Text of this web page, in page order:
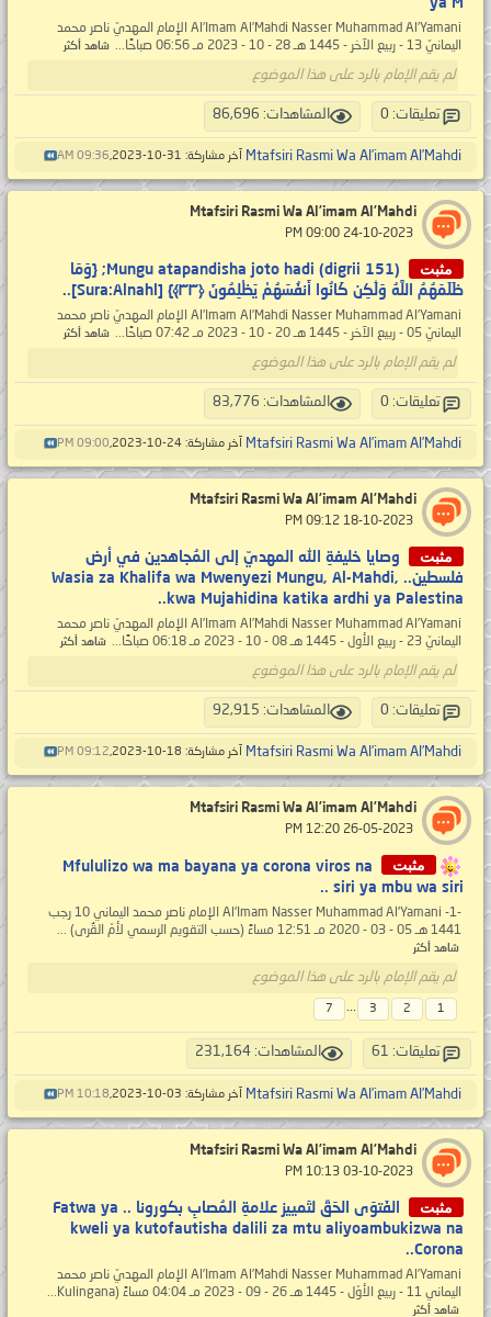
Al’Imam Al’Mahdi Nasser Muhammad Al’Yamani الإمام المهديّ ناصر محمد
اليمانيّ 13 - ربيع الآخر - 1445 هـ 28 - 10 - 2023 مـ 06:56 صباحًا...
شاهد أكثر
لم يقم الإمام بالرد على هذا الموضوع
تعليقات: 0 المشاهدات: 86,696
Mtafsiri Rasmi Wa Al’imam Al’Mahdi آخر مشاركة: 31-10-2023, 09:36 AM
Mtafsiri Rasmi Wa Al’imam Al’Mahdi
مثبت
Mungu atapandisha joto hadi (digrii 151); {وَمَا
ظَلَمَهُمُ اللَّهُ وَلَٰكِن كَانُوا أَنفُسَهُمْ يَظْلِمُونَ ‎﴿٣٣﴾} [Sura:Alnahl]..
Al’Imam Al’Mahdi Nasser Muhammad Al’Yamani الإمام المهديّ ناصر محمد
اليمانيّ 05 - ربيع الآخر - 1445 هـ 20 - 10 - 2023 مـ 07:42 صباحًا...
شاهد أكثر
لم يقم الإمام بالرد على هذا الموضوع
تعليقات: 0 المشاهدات: 83,776
Mtafsiri Rasmi Wa Al’imam Al’Mahdi آخر مشاركة: 24-10-2023, 09:00 PM
Mtafsiri Rasmi Wa Al’imam Al’Mahdi
مثبت
وصايا خليفةِ الله المهديّ إلى المُجاهدين في أرض
فلسطين.. Wasia za Khalifa wa Mwenyezi Mungu, Al-Mahdi,
kwa Mujahidina katika ardhi ya Palestina..
Al’Imam Al’Mahdi Nasser Muhammad Al’Yamani الإمام المهديّ ناصر محمد
اليمانيّ 23 - ربيع الأول - 1445 هـ 08 - 10 - 2023 مـ 06:18 صباحًا...
شاهد أكثر
لم يقم الإمام بالرد على هذا الموضوع
تعليقات: 0 المشاهدات: 92,915
Mtafsiri Rasmi Wa Al’imam Al’Mahdi آخر مشاركة: 18-10-2023, 09:12 PM
Mtafsiri Rasmi Wa Al’imam Al’Mahdi
مثبت
Mfululizo wa ma bayana ya corona viros na
siri ya mbu wa siri ..
-1- Al'Imam Nasser Muhammad Al'Yamani الإمام ناصر محمد اليماني 10 رجب
1441 هـ 05 - 03 - 2020 مـ 12:51 مساءً (حسب التقويم الرسمي لأمّ القُرى) ...
شاهد أكثر
لم يقم الإمام بالرد على هذا الموضوع
1
2
3
...
7
تعليقات: 61 المشاهدات: 231,164
Mtafsiri Rasmi Wa Al’imam Al’Mahdi آخر مشاركة: 03-10-2023, 10:18 PM
Mtafsiri Rasmi Wa Al’imam Al’Mahdi
مثبت
الفَتوَى الحَقّ لتَمييز علامةِ المُصابِ بكورونا .. Fatwa ya
kweli ya kutofautisha dalili za mtu aliyoambukizwa na
Corona..
Al’Imam Al’Mahdi Nasser Muhammad Al’Yamani الإمام المهديّ ناصر محمد
اليماني 11 - ربيع الأوّل - 1445 هـ 26 - 09 - 2023 مـ 04:04 مساءً (Kulingana...
شاهد أكثر